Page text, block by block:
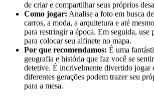
de criar e compartilhar seus próprios
Como jogar: Analise a foto em busca
carros, a moda, a arquitetura e até
para restringir a época. Em seguida, use
para colocar seu alfinete no mapa.
Por que recomendamos: É uma
geografia e história que faz você se
detetive. É incrivelmente divertido jogar
diferentes gerações podem trazer seu
para a mesa.